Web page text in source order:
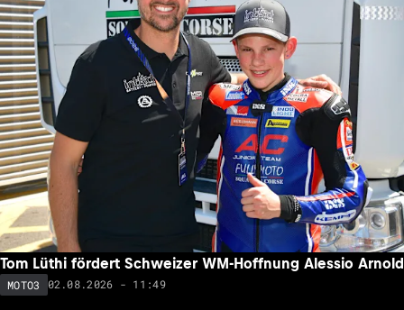
Tom Lüthi fördert Schweizer WM-Hoffnung Alessio Arnold
MOTO3 02.08.2026 - 11:49